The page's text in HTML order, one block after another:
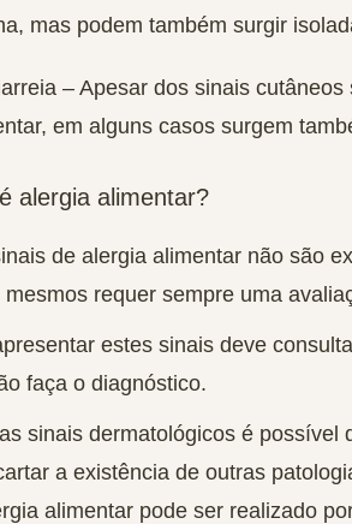
mas podem também surgir
– Apesar dos sinais
em alguns casos surgem
alergia alimentar?
de alergia alimentar não são
requer sempre uma
estes sinais deve
faça o diagnóstico.
sinais dermatológicos é possível
a existência de outras
alimentar pode ser realizado